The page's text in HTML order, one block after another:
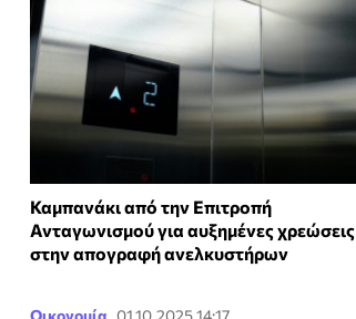
Καμπανάκι από την Επιτροπή
Ανταγωνισμού για αυξημένες χρεώσεις
στην απογραφή ανελκυστήρων
Οικονομία 01.10.2025 14:17